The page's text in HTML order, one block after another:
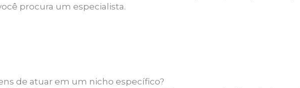
procura um especialista.
de atuar em um nicho específico?